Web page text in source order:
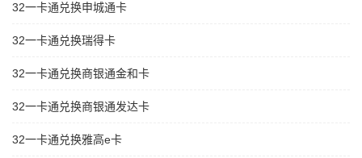
32一卡通兑换申城通卡
32一卡通兑换瑞得卡
32一卡通兑换商银通金和卡
32一卡通兑换商银通发达卡
32一卡通兑换雅高e卡